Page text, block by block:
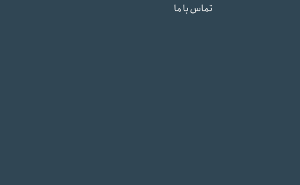
تماس با ما